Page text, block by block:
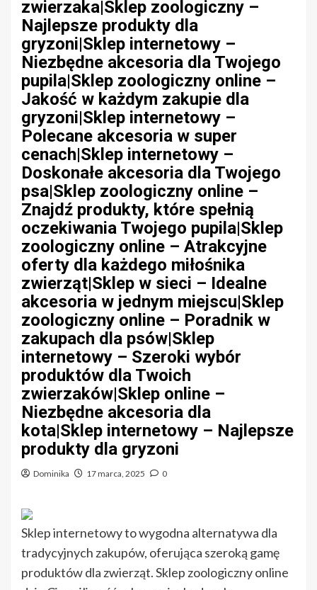
zwierzaka|Sklep zoologiczny –
Najlepsze produkty dla
gryzoni|Sklep internetowy –
Niezbędne akcesoria dla Twojego
pupila|Sklep zoologiczny online –
Jakość w każdym zakupie dla
gryzoni|Sklep internetowy –
Polecane akcesoria w super
cenach|Sklep internetowy –
Doskonałe akcesoria dla Twojego
psa|Sklep zoologiczny online –
Znajdź produkty, które spełnią
oczekiwania Twojego pupila|Sklep
zoologiczny online – Atrakcyjne
oferty dla każdego miłośnika
zwierząt|Sklep w sieci – Idealne
akcesoria w jednym miejscu|Sklep
zoologiczny online – Poradnik w
zakupach dla psów|Sklep
internetowy – Szeroki wybór
produktów dla Twoich
zwierzaków|Sklep online –
Niezbędne akcesoria dla
kota|Sklep internetowy – Najlepsze
produkty dla gryzoni
Dominika 17 marca, 2025 0
Sklep internetowy to wygodna alternatywa dla
tradycyjnych zakupów, oferująca szeroką gamę
produktów dla zwierząt. Sklep zoologiczny online